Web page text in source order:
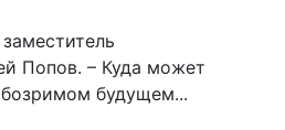
Попов. – Куда может
будущем...